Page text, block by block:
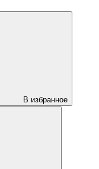
В избранное